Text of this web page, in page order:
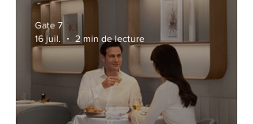
Gate 7
16 juil.
2 min de lecture